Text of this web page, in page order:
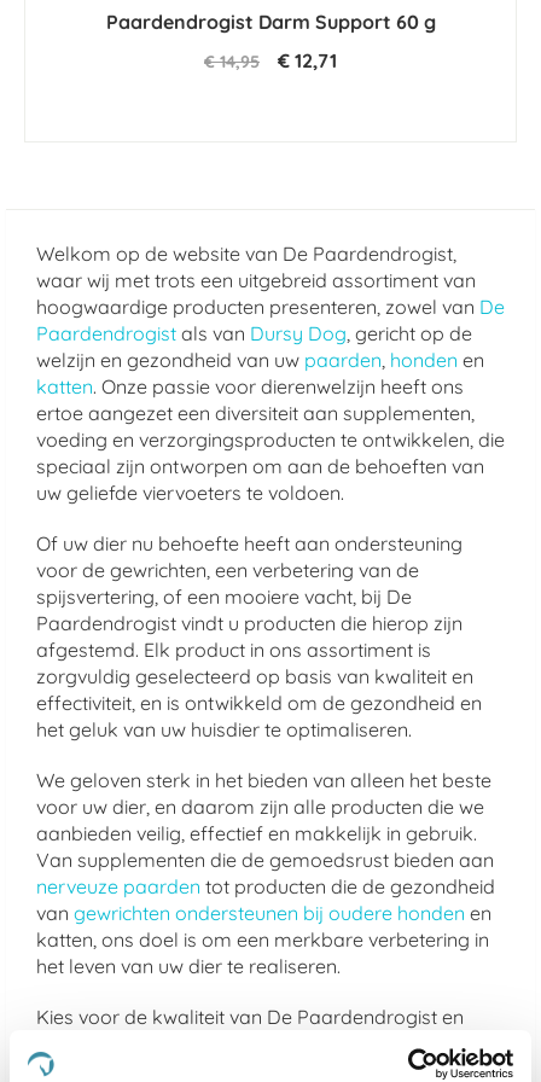
rating
Paardendrogist Darm Support 60 g
€ 14,95 € 12,71
Welkom op de website van De Paardendrogist,
waar wij met trots een uitgebreid assortiment van
hoogwaardige producten presenteren, zowel van De
Paardendrogist als van Dursy Dog, gericht op de
welzijn en gezondheid van uw paarden, honden en
katten. Onze passie voor dierenwelzijn heeft ons
ertoe aangezet een diversiteit aan supplementen,
voeding en verzorgingsproducten te ontwikkelen, die
speciaal zijn ontworpen om aan de behoeften van
uw geliefde viervoeters te voldoen.
Of uw dier nu behoefte heeft aan ondersteuning
voor de gewrichten, een verbetering van de
spijsvertering, of een mooiere vacht, bij De
Paardendrogist vindt u producten die hierop zijn
afgestemd. Elk product in ons assortiment is
zorgvuldig geselecteerd op basis van kwaliteit en
effectiviteit, en is ontwikkeld om de gezondheid en
het geluk van uw huisdier te optimaliseren.
We geloven sterk in het bieden van alleen het beste
voor uw dier, en daarom zijn alle producten die we
aanbieden veilig, effectief en makkelijk in gebruik.
Van supplementen die de gemoedsrust bieden aan
nerveuze paarden tot producten die de gezondheid
van gewrichten ondersteunen bij oudere honden en
katten, ons doel is om een merkbare verbetering in
het leven van uw dier te realiseren.
Kies voor de kwaliteit van De Paardendrogist en
Dursy Dog en ervaar zelf de voordelen van onze
zorgvuldig samengestelde producten. Uw dier